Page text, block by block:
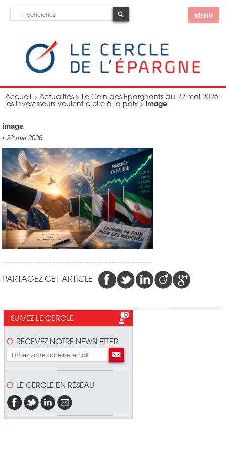
MENU
Accueil > Actualités > Le Coin des Epargnants du 22 mai 2026 :
les investisseurs veulent croire à la paix > image
image
• 22 mai 2026
PARTAGEZ CET ARTICLE
SUIVEZ LE CERCLE
RECEVEZ NOTRE NEWSLETTER
LE CERCLE EN RÉSEAU